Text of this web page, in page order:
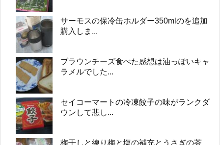
サーモスの保冷缶ホルダー350mlのを追加
購入しま...
ブラウンチーズ食べた感想は油っぽいキャ
ラメルでした...
セイコーマートの冷凍餃子の味がランクダ
ウンして悲し...
梅干しと練り梅と塩の補充とうさぎの茶